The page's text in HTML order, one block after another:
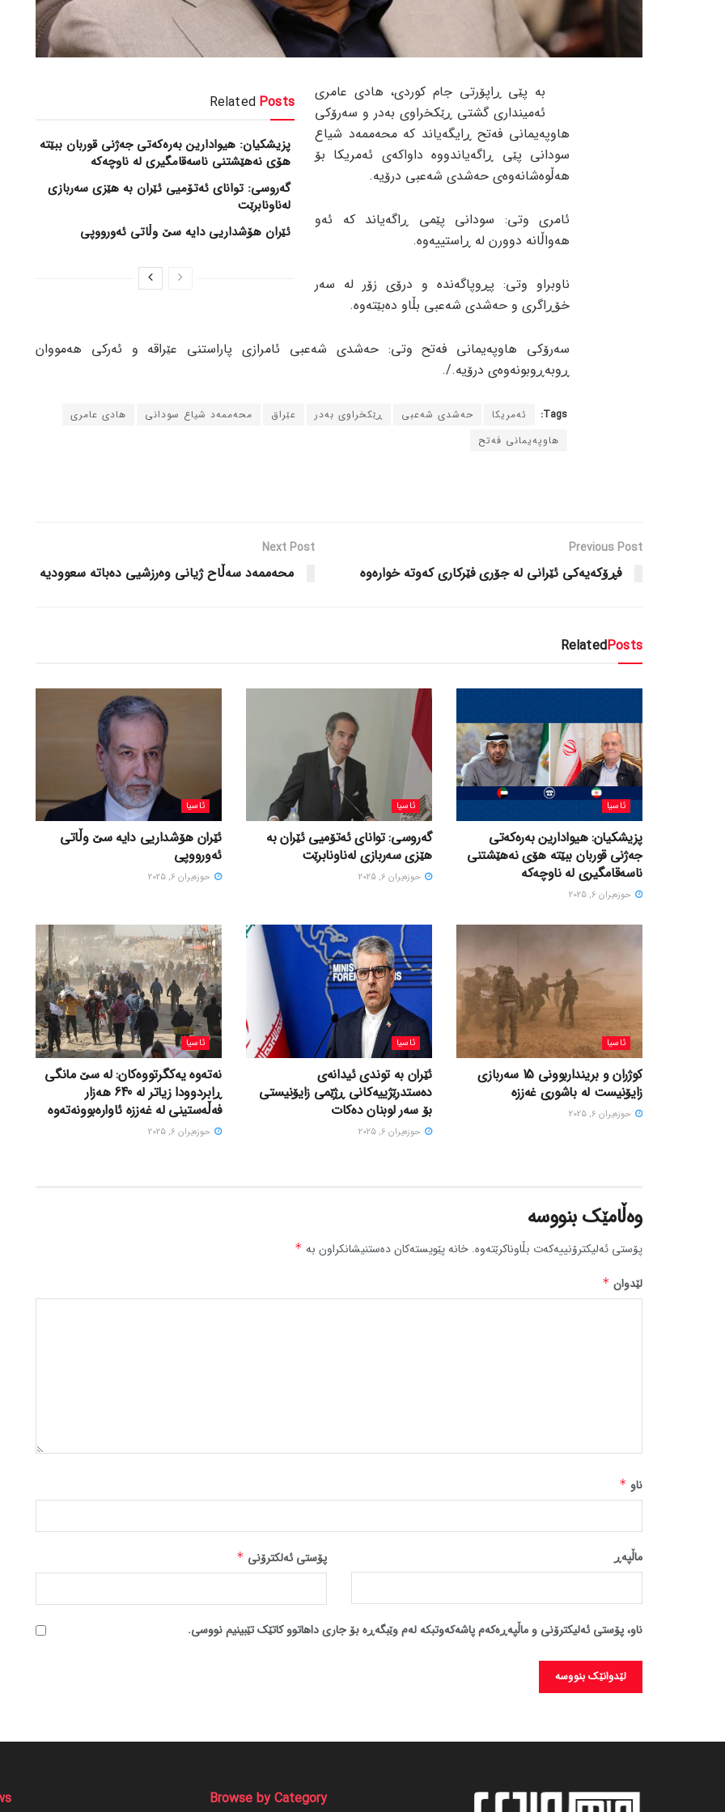
Related Posts
پزیشکیان: هیوادارین بەرەکەتی جەژنی قوربان ببێتە
هۆی نەهێشتنی ناسەقامگیری لە ناوچەکە
گەروسی: توانای ئەتۆمیی ئێران بە هێزی سەربازی
لەناونابرێت
ئێران هۆشداریی دایە سێ وڵاتی ئەورووپی
بە پێی ڕاپۆرتی جام کوردی، هادی عامری
ئەمینداری گشتی ڕێکخراوی بەدر و سەرۆکی
هاوپەیمانی فەتح ڕایگەیاند کە محەممەد شیاع
سودانی پێی ڕاگەیاندووە داواکەی ئەمریکا بۆ
هەڵوەشانەوەی حەشدی شەعبی درۆیە.
ئامری وتی: سودانی پێمی ڕاگەیاند کە ئەو
هەواڵانە دوورن لە ڕاستییەوە.
ناوبراو وتی: پڕوپاگەندە و درۆی زۆر لە سەر
خۆڕاگری و حەشدی شەعبی بڵاو دەبێتەوە.
سەرۆکی هاوپەیمانی فەتح وتی: حەشدی شەعبی ئامرازی پاراستنی عێراقە و ئەرکی هەمووان
ڕوبەڕوبونەوەی درۆیە./.
Tags: ئەمریکا حەشدی شەعبی ڕێکخراوی بەدر عێراق محەممەد شیاع سودانی
هادی عامری
هاوپەیمانی فەتح
Previous Post
فڕۆکەیەکی ئێرانی لە جۆری فێرکاری کەوتە خوارەوە
Next Post
محەممەد سەڵاح ژیانی وەرزشیی دەباتە سعوودیە
RelatedPosts
ئاسیا
پزیشکیان: هیوادارین بەرەکەتی
جەژنی قوربان ببێتە هۆی نەهێشتنی
ناسەقامگیری لە ناوچەکە
حوزه‌یران 6, 2025
ئاسیا
گەروسی: توانای ئەتۆمیی ئێران بە
هێزی سەربازی لەناونابرێت
حوزه‌یران 6, 2025
ئاسیا
ئێران هۆشداریی دایە سێ وڵاتی
ئەورووپی
حوزه‌یران 6, 2025
ئاسیا
کوژران و برینداربوونی 15 سەربازی
زایۆنیست لە باشوری غەززە
حوزه‌یران 6, 2025
ئاسیا
ئێران بە توندی ئیدانەی
دەستدرێژییەکانی ڕژێمی زایۆنیستی
بۆ سەر لوبنان دەکات
حوزه‌یران 6, 2025
ئاسیا
نەتەوە یەکگرتووەکان: لە سێ مانگی
ڕابردوودا زیاتر لە 640 هەزار
فەڵەستینی لە غەززە ئاوارەبوونەتەوە
حوزه‌یران 6, 2025
وەڵامێک بنووسە
پۆستی ئەلیکترۆنییەکەت بڵاوناکرێتەوە. خانە پێویستەکان دەستنیشانکراون بە *
لێدوان *
ناو *
پۆستی ئەلکترۆنی * ماڵپه‌ڕ
ناو، پۆستی ئەلیکترۆنی و ماڵپەڕەکەم پاشەکەوتبکە لەم وێبگەڕە بۆ جاری داهاتوو کاتێک تێبینیم نووسی.
Browse by Category